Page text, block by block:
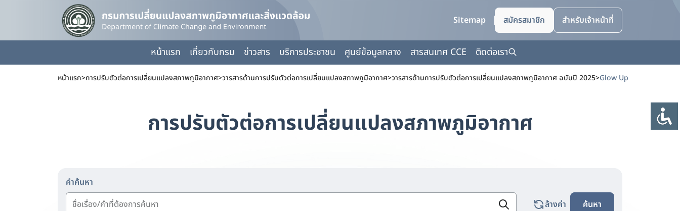
Sitemap สมัครสมาชิก สำหรับเจ้าหน้าที่
หน้าแรก เกี่ยวกับกรม ข่าวสาร บริการประชาชน ศูนย์ข้อมูลกลาง สารสนเทศ CCE ติดต่อเรา
หน้าแรก>การปรับตัวต่อการเปลี่ยนแปลงสภาพภูมิอากาศ>วารสารด้านการปรับตัวต่อการเปลี่ยนแปลงสภาพภูมิอากาศ>วารสารด้านการปรับตัวต่อการเปลี่ยนแปลงสภาพภูมิอากาศ ฉบับปี 2025>Glow Up : คืนชีวิตให้ไนท์ไ
การปรับตัวต่อการเปลี่ยนแปลงสภาพภูมิอากาศ
คำค้นหา
ล้างค่า
ค้นหา